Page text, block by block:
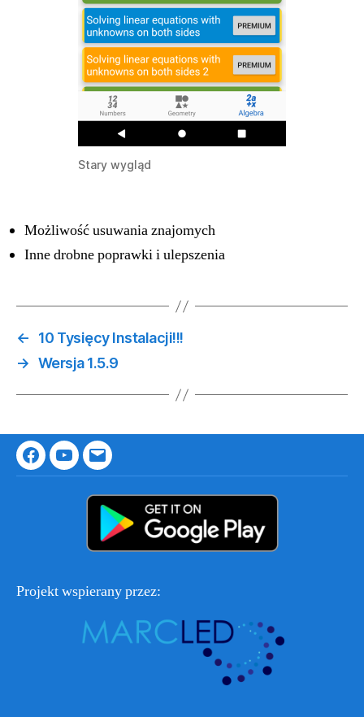
Stary wygląd
Możliwość usuwania znajomych
Inne drobne poprawki i ulepszenia
←
10 Tysięcy Instalacji!!!
→ Wersja 1.5.9
Facebook
Youtube
Email
Projekt wspierany przez: